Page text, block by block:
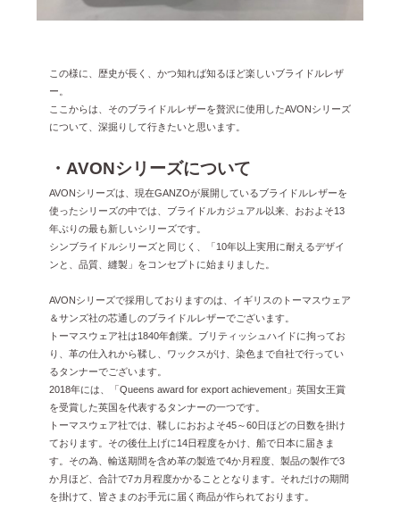
この様に、歴史が長く、かつ知れば知るほど楽しいブライドルレザ
ー。
ここからは、そのブライドルレザーを贅沢に使用したAVONシリーズ
について、深掘りして行きたいと思います。
・AVONシリーズについて
AVONシリーズは、現在GANZOが展開しているブライドルレザーを
使ったシリーズの中では、ブライドルカジュアル以来、おおよそ13
年ぶりの最も新しいシリーズです。
シンブライドルシリーズと同じく、「10年以上実用に耐えるデザイ
ンと、品質、縫製」をコンセプトに始まりました。
AVONシリーズで採用しておりますのは、イギリスのトーマスウェア
＆サンズ社の芯通しのブライドルレザーでございます。
トーマスウェア社は1840年創業。ブリティッシュハイドに拘ってお
り、革の仕入れから鞣し、ワックスがけ、染色まで自社で行ってい
るタンナーでございます。
2018年には、「Queens award for export achievement」英国女王賞
を受賞した英国を代表するタンナーの一つです。
トーマスウェア社では、鞣しにおおよそ45～60日ほどの日数を掛け
ております。その後仕上げに14日程度をかけ、船で日本に届きま
す。その為、輸送期間を含め革の製造で4か月程度、製品の製作で3
か月ほど、合計で7カ月程度かかることとなります。それだけの期間
を掛けて、皆さまのお手元に届く商品が作られております。